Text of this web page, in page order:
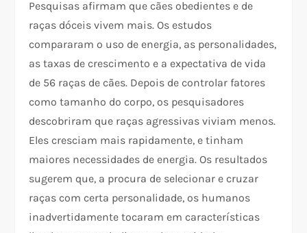
Pesquisas afirmam que cães obedientes e de
raças dóceis vivem mais. Os estudos
compararam o uso de energia, as personalidades,
as taxas de crescimento e a expectativa de vida
de 56 raças de cães. Depois de controlar fatores
como tamanho do corpo, os pesquisadores
descobriram que raças agressivas viviam menos.
Eles cresciam mais rapidamente, e tinham
maiores necessidades de energia. Os resultados
sugerem que, a procura de selecionar e cruzar
raças com certa personalidade, os humanos
inadvertidamente tocaram em características